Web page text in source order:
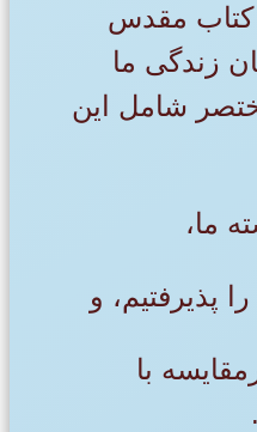
مقدس
زندگی ما
شامل این
ما،
و
با